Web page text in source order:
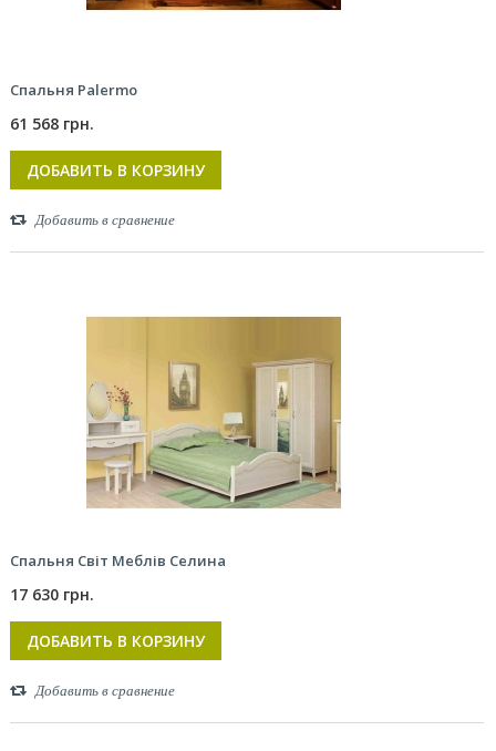
Спальня Palermo
61 568 грн.
ДОБАВИТЬ В КОРЗИНУ
Добавить в сравнение
Спальня Світ Меблів Селина
17 630 грн.
ДОБАВИТЬ В КОРЗИНУ
Добавить в сравнение